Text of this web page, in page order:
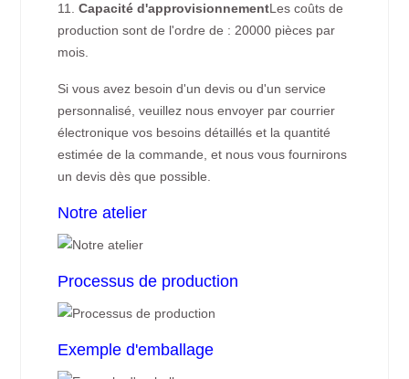
11.Capacité d'approvisionnementLes coûts de
production sont de l'ordre de : 20000 pièces par
mois.
Si vous avez besoin d'un devis ou d'un service
personnalisé, veuillez nous envoyer par courrier
électronique vos besoins détaillés et la quantité
estimée de la commande, et nous vous fournirons
un devis dès que possible.
Notre atelier
Processus de production
Exemple d'emballage